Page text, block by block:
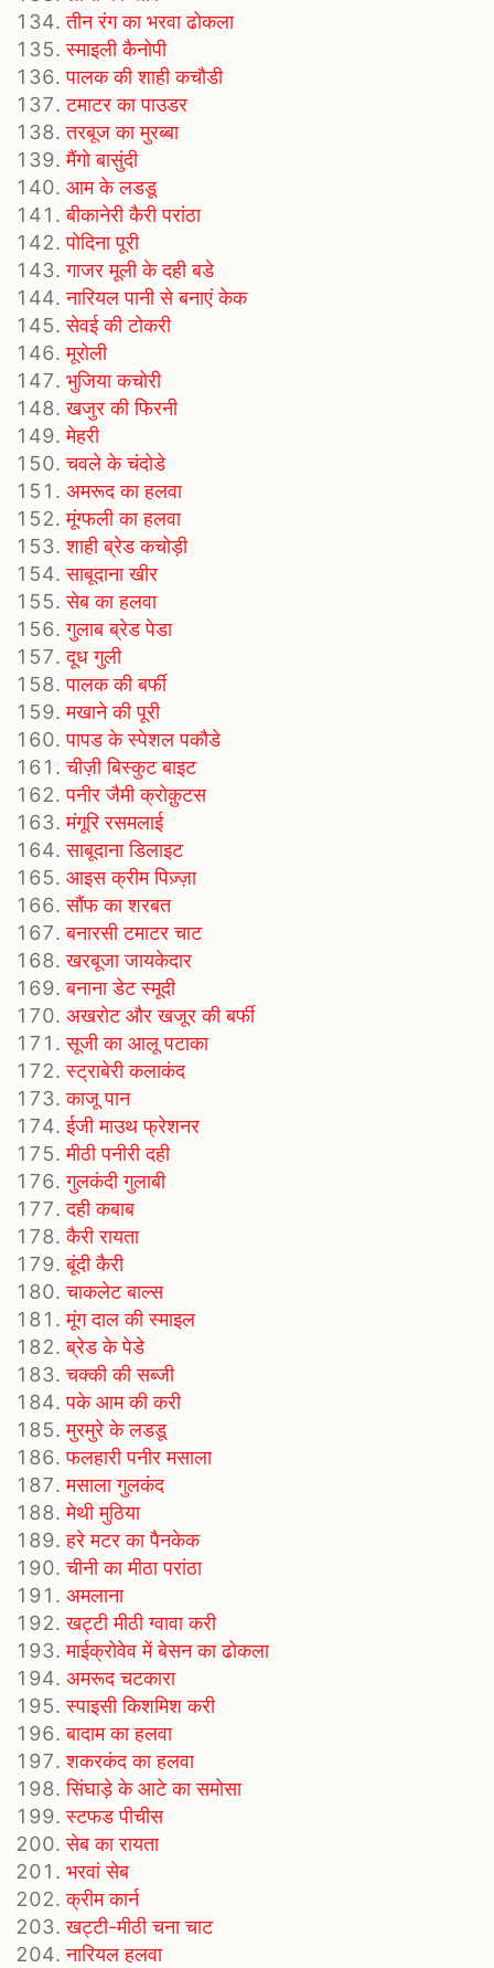
तीन रंग का भरवा ढोकला
स्माइली कैनोपी
पालक की शाही कचौडी
टमाटर का पाउडर
तरबूज का मुरब्‍बा
मैंगो बासुंदी
आम के लडडू
बीकानेरी कैरी परांठा
पोदिना पूरी
गाजर मूली के दही बडे
नारियल पानी से बनाएं केक
सेवई की टोकरी
मूरोली
भुजिया कचोरी
खजुर की फिरनी
मेहरी
चवले के चंदोडे
अमरूद का हलवा
मूंग्फली का हलवा
शाही ब्रेड कचोड़ी
साबूदाना खीर
सेब का हलवा
गुलाब ब्रेड पेडा
दूध गुली
पालक की बर्फी
मखाने की पूरी
पापड के स्पेशल पकौडे
चीज़ी बिस्कुट बाइट
पनीर जैमी क्रोक़ुटस
मंगूरि रसमलाई
साबूदाना डिलाइट
आइस क्रीम पिज़्ज़ा
सौंफ का शरबत
बनारसी टमाटर चाट
खरबूजा जायकेदार
बनाना डेट स्मूदी
अखरोट और खजूर की बर्फी
सूजी का आलू पटाका
स्ट्राबेरी कलाकंद
काजू पान
ईजी माउथ फ्रेशनर
मीठी पनीरी दही
गुलकंदी गुलाबी
दही कबाब
कैरी रायता
बूंदी कैरी
चाकलेट बाल्स
मूंग दाल की स्माइल
ब्रेड के पेडे
चक्की की सब्जी
पके आम की करी
मुरमुरे के लडडू
फलहारी पनीर मसाला
मसाला गुलकंद
मेथी मुठिया
हरे मटर का पैनकेक
चीनी का मीठा परांठा
अमलाना
खट्टी मीठी ग्वावा करी
माईक्रोवेव में बेसन का ढोकला
अमरूद चटकारा
स्पाइसी किशमिश करी
बादाम का हलवा
शकरकंद का हलवा
सिंघाड़े के आटे का समोसा
स्टफड पीचीस
सेब का रायता
भरवां सेब
क्रीम कार्न
खट्टी-मीठी चना चाट
नारियल हलवा